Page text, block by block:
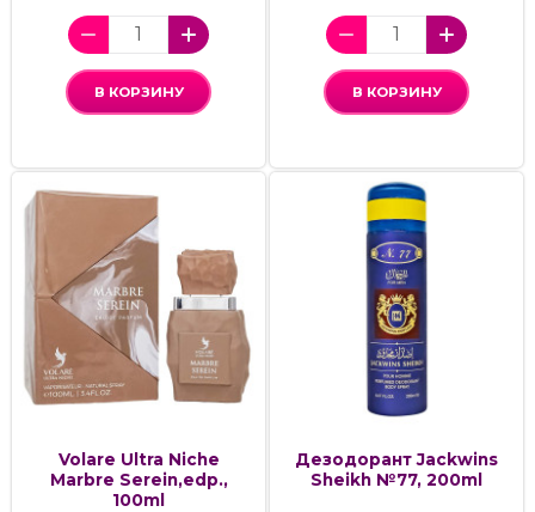
В КОРЗИНУ В КОРЗИНУ
Volare Ultra Niche
Marbre Serein,edp.,
100ml
Дезодорант Jackwins
Sheikh №77, 200ml